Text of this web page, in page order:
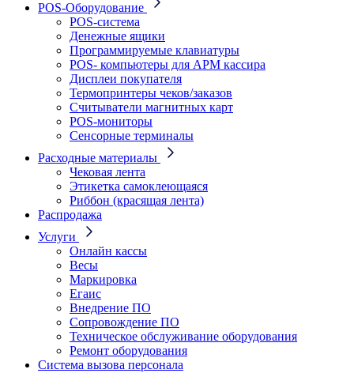
POS-Оборудование
POS-система
Денежные ящики
Программируемые клавиатуры
POS- компьютеры для АРМ кассира
Дисплеи покупателя
Термопринтеры чеков/заказов
Считыватели магнитных карт
POS-мониторы
Сенсорные терминалы
Расходные материалы
Чековая лента
Этикетка самоклеющаяся
Риббон (красящая лента)
Распродажа
Услуги
Онлайн кассы
Весы
Маркировка
Егаис
Внедрение ПО
Сопровождение ПО
Техническое обслуживание оборудования
Ремонт оборудования
Система вызова персонала